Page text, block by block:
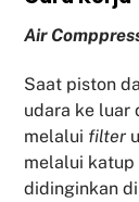
Air
Saat piston
udara ke luar
melalui filter
melalui katup
didinginkan